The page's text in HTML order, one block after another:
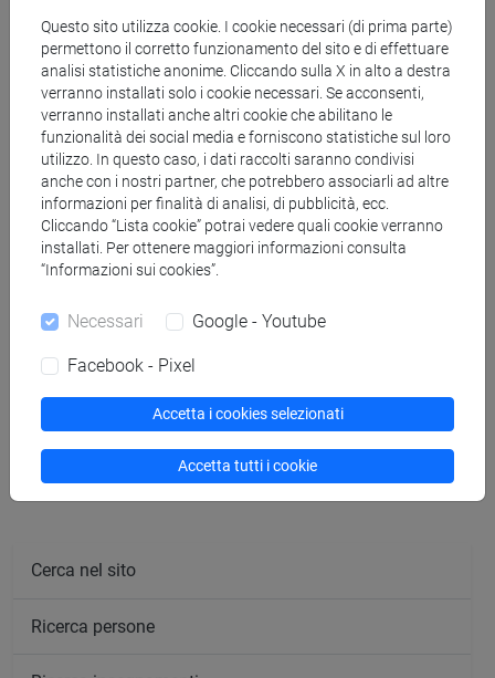
Docenti
DE POLI Barbara- 30h Lezione
Materiali didattici
Materiali su Moodle
Corsi di studio e percorsi
[LM40] LINGUE, ECONOMIE E ISTITUZIONI
Laurea magistrale (DM270)
lingua, politica e economia dei paesi arabi
Cerca nel sito
Ricerca persone
Questo sito utilizza cookie. I cookie necessari (di prima parte)
permettono il corretto funzionamento del sito e di effettuare
analisi statistiche anonime. Cliccando sulla X in alto a destra
verranno installati solo i cookie necessari. Se acconsenti,
verranno installati anche altri cookie che abilitano le
funzionalità dei social media e forniscono statistiche sul loro
utilizzo. In questo caso, i dati raccolti saranno condivisi
anche con i nostri partner, che potrebbero associarli ad altre
informazioni per finalità di analisi, di pubblicità, ecc.
Cliccando “Lista cookie” potrai vedere quali cookie verranno
installati. Per ottenere maggiori informazioni consulta
“Informazioni sui cookies”.
Necessari Google - Youtube
Facebook - Pixel
Accetta i cookies selezionati
Accetta tutti i cookie